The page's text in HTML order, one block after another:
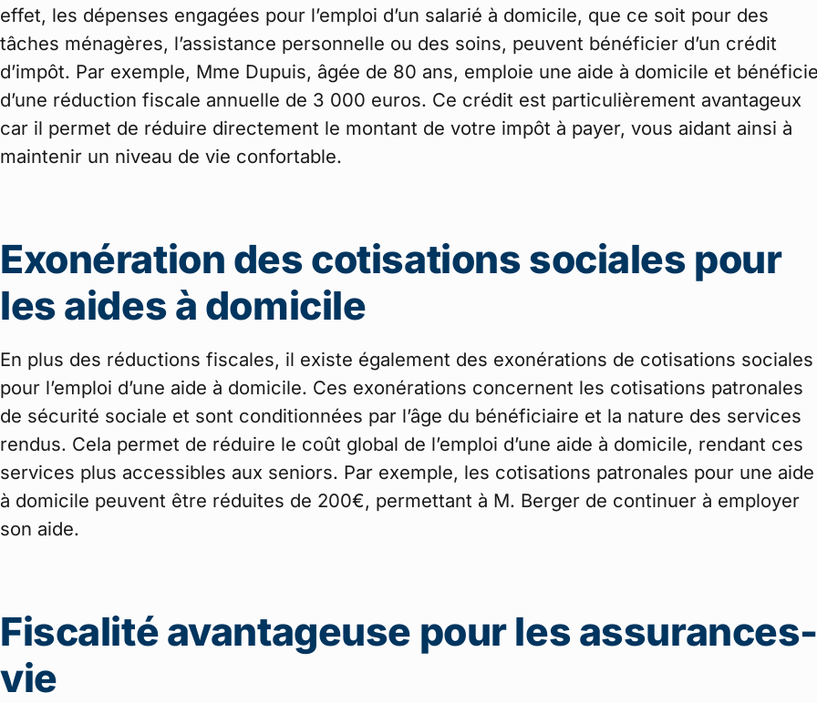
effet, les dépenses engagées pour l’emploi d’un salarié à domicile, que ce soit pour des
tâches ménagères, l’assistance personnelle ou des soins, peuvent bénéficier d’un crédit
d’impôt. Par exemple, Mme Dupuis, âgée de 80 ans, emploie une aide à domicile et
d’une réduction fiscale annuelle de 3 000 euros. Ce crédit est particulièrement avantageux
car il permet de réduire directement le montant de votre impôt à payer, vous aidant ainsi à
maintenir un niveau de vie confortable.
Exonération des cotisations sociales pour
les aides à domicile
En plus des réductions fiscales, il existe également des exonérations de cotisations sociales
pour l’emploi d’une aide à domicile. Ces exonérations concernent les cotisations patronales
de sécurité sociale et sont conditionnées par l’âge du bénéficiaire et la nature des services
rendus. Cela permet de réduire le coût global de l’emploi d’une aide à domicile, rendant ces
services plus accessibles aux seniors. Par exemple, les cotisations patronales pour une aide
à domicile peuvent être réduites de 200€, permettant à M. Berger de continuer à employer
son aide.
Fiscalité avantageuse pour les
vie